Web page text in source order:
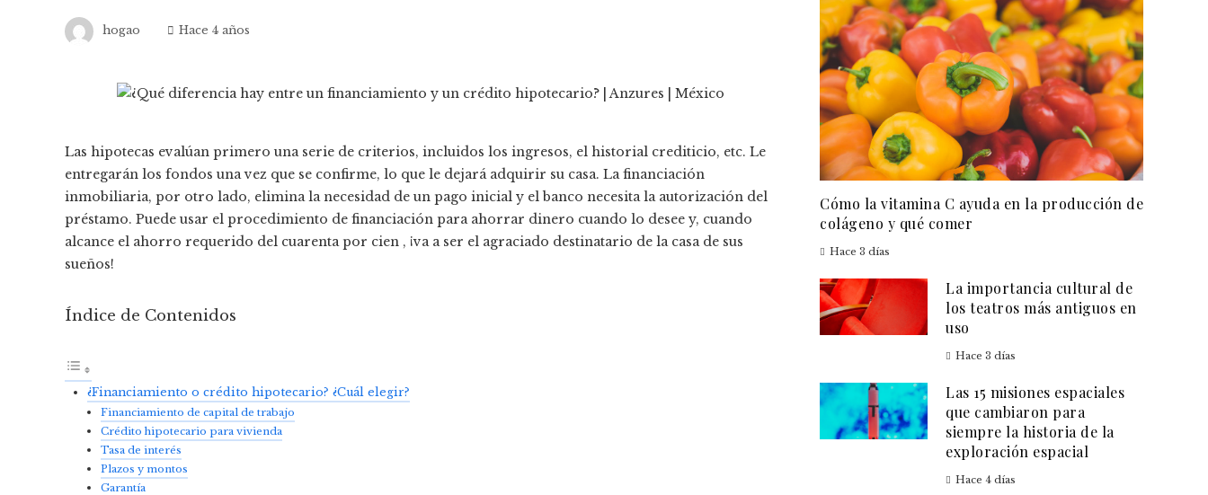
hogao Hace 4 años
Las hipotecas evalúan primero una serie de criterios, incluidos los ingresos, el historial crediticio, etc. Le
entregarán los fondos una vez que se confirme, lo que le dejará adquirir su casa. La financiación
inmobiliaria, por otro lado, elimina la necesidad de un pago inicial y el banco necesita la autorización del
préstamo. Puede usar el procedimiento de financiación para ahorrar dinero cuando lo desee y, cuando
alcance el ahorro requerido del cuarenta por cien , ¡va a ser el agraciado destinatario de la casa de sus
sueños!
Índice de Contenidos
¿Financiamiento o crédito hipotecario? ¿Cuál elegir?
Financiamiento de capital de trabajo
Crédito hipotecario para vivienda
Tasa de interés
Plazos y montos
Garantía
Cómo la vitamina C ayuda en la producción de
colágeno y qué comer
Hace 3 días
La importancia cultural de
los teatros más antiguos en
uso
Hace 3 días
Las 15 misiones espaciales
que cambiaron para
siempre la historia de la
exploración espacial
Hace 4 días